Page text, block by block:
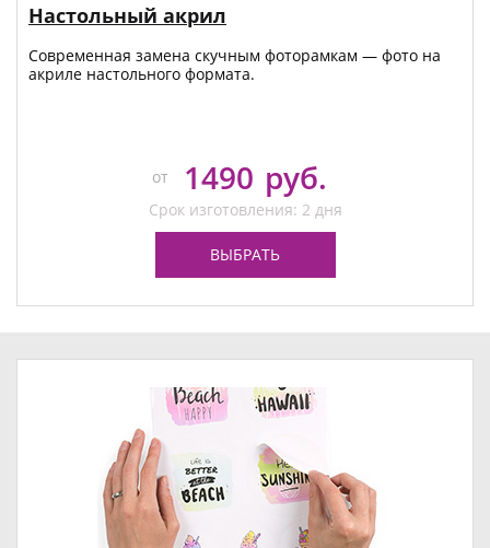
Настольный акрил
Современная замена скучным фоторамкам — фото на
акриле настольного формата.
от 1490 руб.
Срок изготовления: 2 дня
ВЫБРАТЬ